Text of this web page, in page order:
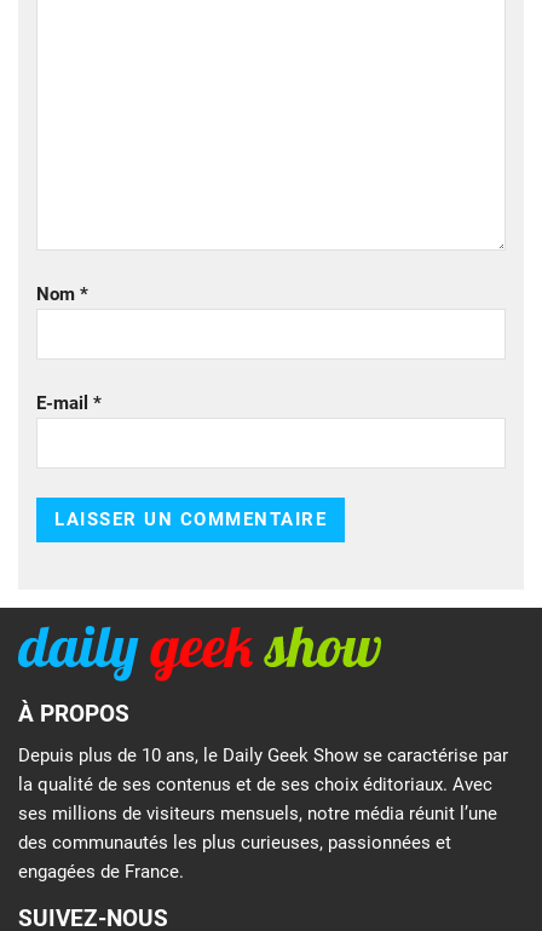
Nom *
E-mail *
À PROPOS
Depuis plus de 10 ans, le Daily Geek Show se caractérise par
la qualité de ses contenus et de ses choix éditoriaux. Avec
ses millions de visiteurs mensuels, notre média réunit l’une
des communautés les plus curieuses, passionnées et
engagées de France.
SUIVEZ-NOUS